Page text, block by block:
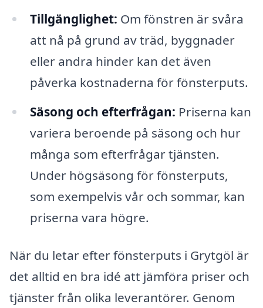
Tillgänglighet: Om fönstren är svåra
att nå på grund av träd, byggnader
eller andra hinder kan det även
påverka kostnaderna för fönsterputs.
Säsong och efterfrågan: Priserna kan
variera beroende på säsong och hur
många som efterfrågar tjänsten.
Under högsäsong för fönsterputs,
som exempelvis vår och sommar, kan
priserna vara högre.
När du letar efter fönsterputs i Grytgöl är
det alltid en bra idé att jämföra priser och
tjänster från olika leverantörer. Genom